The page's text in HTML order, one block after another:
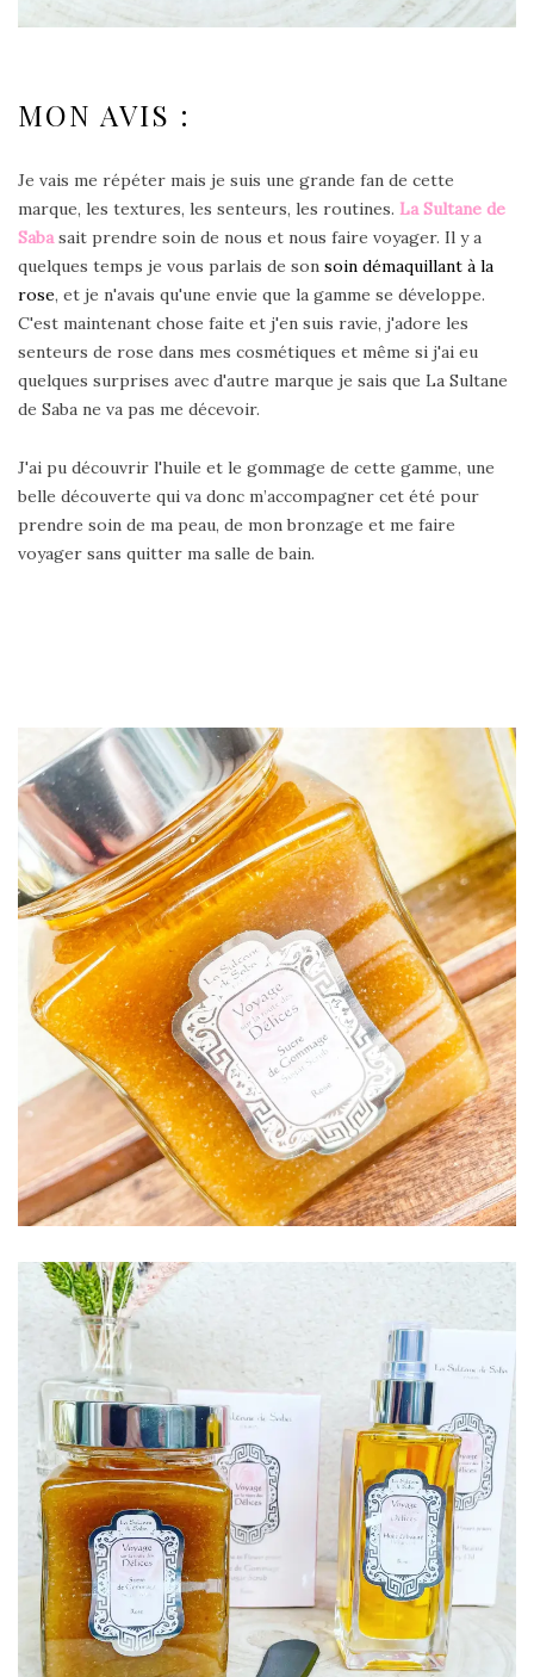
MON AVIS :
Je vais me répéter mais je suis une grande fan de cette
marque, les textures, les senteurs, les routines. La Sultane de
Sabasait prendre soin de nous et nous faire voyager. Il y a
quelques temps je vous parlais de son soin démaquillant à la
rose, et je n'avais qu'une envie que la gamme se développe.
C'est maintenant chose faite et j'en suis ravie, j'adore les
senteurs de rose dans mes cosmétiques et même si j'ai eu
quelques surprises avec d'autre marque je sais que La Sultane
de Saba ne va pas me décevoir.
J'ai pu découvrir l'huile et le gommage de cette gamme, une
belle découverte qui va donc m’accompagner cet été pour
prendre soin de ma peau, de mon bronzage et me faire
voyager sans quitter ma salle de bain.